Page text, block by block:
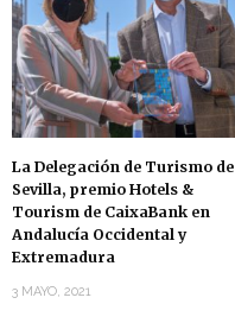
La Delegación de Turismo de
Sevilla, premio Hotels &
Tourism de CaixaBank en
Andalucía Occidental y
Extremadura
3 MAYO, 2021